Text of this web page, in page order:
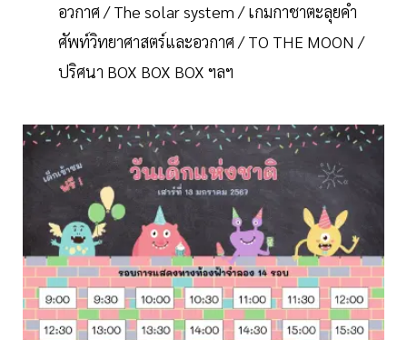
อวกาศ / The solar system / เกมกาชาตะลุยคำ
ศัพท์วิทยาศาสตร์และอวกาศ / TO THE MOON /
ปริศนา BOX BOX BOX ฯลฯ